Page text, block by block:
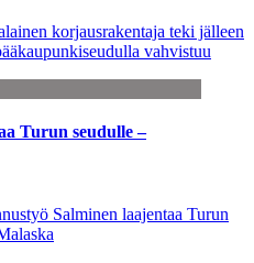
korjausrakentaja teki jälleen
vahvistuu
Turun seudulle –
Salminen laajentaa Turun